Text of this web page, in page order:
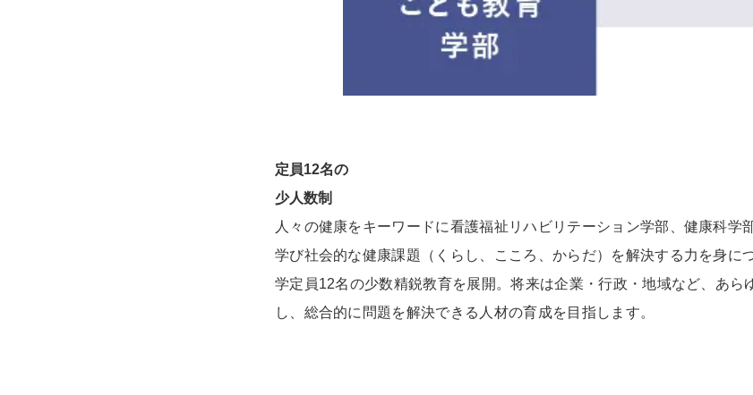
定員12名の
少人数制
人々の健康をキーワードに看護福祉リハビリテーション学部、健康科
学び社会的な健康課題（くらし、こころ、からだ）を解決する力を身に
学定員12名の少数精鋭教育を展開。将来は企業・行政・地域など、あ
し、総合的に問題を解決できる人材の育成を目指します。